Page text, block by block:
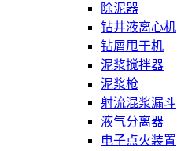
除泥器
钻井液离心机
钻屑甩干机
泥浆搅拌器
泥浆枪
射流混浆漏斗
液气分离器
电子点火装置